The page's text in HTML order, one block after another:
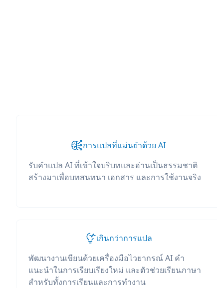
การแปลที่แม่นยำด้วย AI
รับคำแปล AI ที่เข้าใจบริบทและอ่านเป็นธรรมชาติ
สร้างมาเพื่อบทสนทนา เอกสาร และการใช้งานจริง
เกินกว่าการแปล
พัฒนางานเขียนด้วยเครื่องมือไวยากรณ์ AI คำ
แนะนำในการเรียบเรียงใหม่ และตัวช่วยเรียนภาษา
สำหรับทั้งการเรียนและการทำงาน